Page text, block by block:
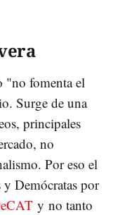
"no fomenta el
Surge de una
principales
no
Por eso el
Demócratas por
y no tanto